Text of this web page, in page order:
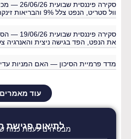
סקירה
וול סטריט, הנפט צלל 9% והבריאות זינקה 7.9%
סקירה
את הנפט, הפד בגישה ניצית והאנרגיה צללה
מדד פרמיית הסיכון — האם המניות
עוד מאמרים
לתיאום פגישת
מבטיחים לענות כמה